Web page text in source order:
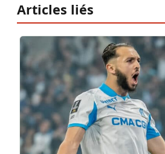
Articles liés